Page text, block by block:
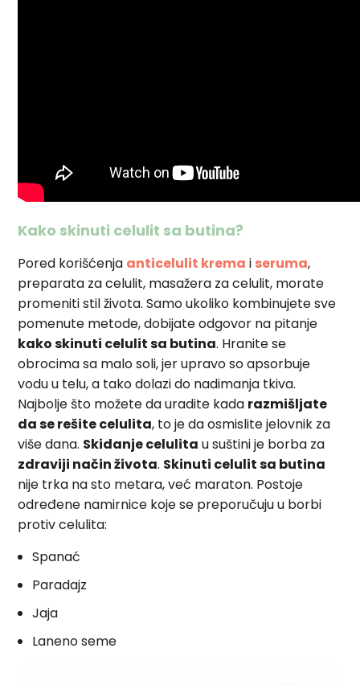
Kako skinuti celulit sa butina?
Pored korišćenja anticelulit krema i seruma,
preparata za celulit, masažera za celulit, morate
promeniti stil života. Samo ukoliko kombinujete sve
pomenute metode, dobijate odgovor na pitanje
kako skinuti celulit sa butina. Hranite se
obrocima sa malo soli, jer upravo so apsorbuje
vodu u telu, a tako dolazi do nadimanja tkiva.
Najbolje što možete da uradite kada razmišljate
da se rešite celulita, to je da osmislite jelovnik za
više dana. Skidanje celulita u suštini je borba za
zdraviji način života. Skinuti celulit sa butina
nije trka na sto metara, već maraton. Postoje
određene namirnice koje se preporučuju u borbi
protiv celulita:
Spanać
Paradajz
Jaja
Laneno seme